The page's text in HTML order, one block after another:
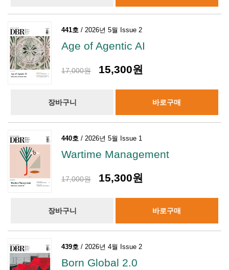
441호 / 2026년 5월 Issue 2
Age of Agentic AI
17,000원 15,300원
장바구니 바로구매
440호 / 2026년 5월 Issue 1
Wartime Management
17,000원 15,300원
장바구니 바로구매
439호 / 2026년 4월 Issue 2
Born Global 2.0